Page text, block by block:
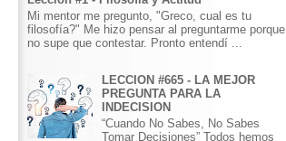
Mi mentor me pregunto, "Greco, cual es tu
filosofía?" Me hizo pensar al preguntarme porque
no supe que contestar. Pronto entendí ...
LECCION #665 - LA MEJOR
PREGUNTA PARA LA
INDECISION
“Cuando No Sabes, No Sabes
Tomar Decisiones” Todos hemos